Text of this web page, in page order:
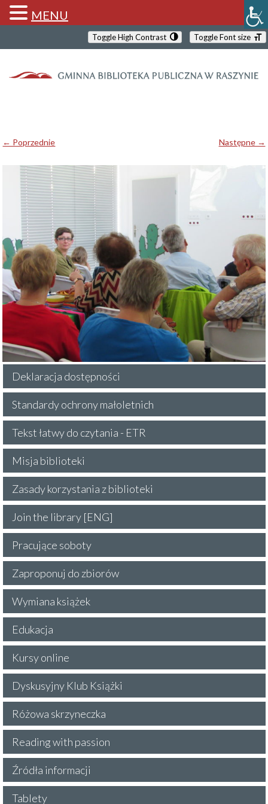
Toggle High Contrast Toggle Font size
← Poprzednie Następne →
Deklaracja dostępności
Standardy ochrony małoletnich
Tekst łatwy do czytania - ETR
Misja biblioteki
Zasady korzystania z biblioteki
Join the library [ENG]
Pracujące soboty
Zaproponuj do zbiorów
Wymiana książek
Edukacja
Kursy online
Dyskusyjny Klub Książki
Różowa skrzyneczka
Reading with passion
Źródła informacji
Tablety
MENU